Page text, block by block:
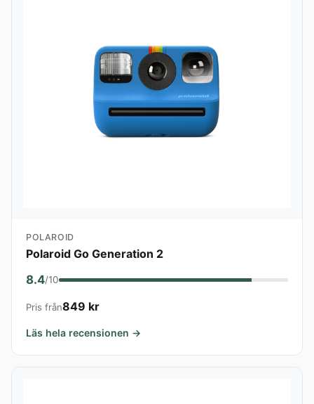
POLAROID
Polaroid Go Generation 2
8.4/10
Pris från849 kr
Läs hela recensionen →